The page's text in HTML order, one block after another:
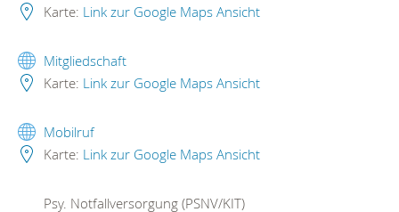
Karte: Link zur Google Maps Ansicht
Mitgliedschaft
Karte: Link zur Google Maps Ansicht
Mobilruf
Karte: Link zur Google Maps Ansicht
Psy. Notfallversorgung (PSNV/KIT)